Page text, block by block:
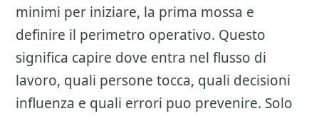
minimi per iniziare, la prima mossa e
definire il perimetro operativo. Questo
significa capire dove entra nel flusso di
lavoro, quali persone tocca, quali decisioni
influenza e quali errori puo prevenire. Solo